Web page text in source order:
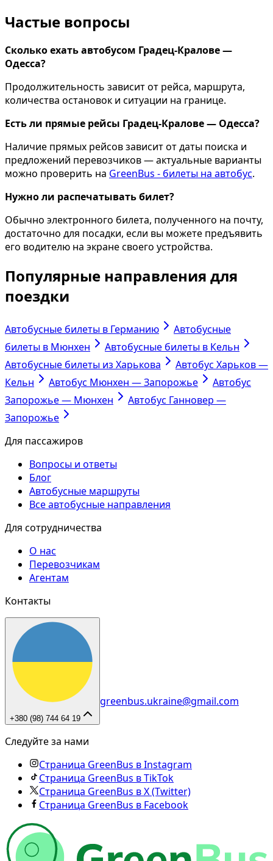
Частые вопросы
Сколько ехать автобусом Градец-Кралове —
Одесса?
Продолжительность зависит от рейса, маршрута,
количества остановок и ситуации на границе.
Есть ли прямые рейсы Градец-Кралове — Одесса?
Наличие прямых рейсов зависит от даты поиска и
предложений перевозчиков — актуальные варианты
можно проверить на GreenBus - билеты на автобус.
Нужно ли распечатывать билет?
Обычно электронного билета, полученного на почту,
достаточно для посадки, если вы можете предъявить
его водителю на экране своего устройства.
Популярные направления для
поездки
Автобусные билеты в Германию
Автобусные
билеты в Мюнхен
Автобусные билеты в Кельн
Автобусные билеты из Харькова
Автобус Харьков —
Кельн
Автобус Мюнхен — Запорожье
Автобус
Запорожье — Мюнхен
Автобус Ганновер —
Запорожье
Для пассажиров
Вопросы и ответы
Блог
Автобусные маршруты
Все автобусные направления
Для сотрудничества
О нас
Перевозчикам
Агентам
Контакты
+380 (98) 744 64 19
greenbus.ukraine@gmail.com
Следуйте за нами
Страница GreenBus в Instagram
Страница GreenBus в TikTok
Страница GreenBus в X (Twitter)
Страница GreenBus в Facebook